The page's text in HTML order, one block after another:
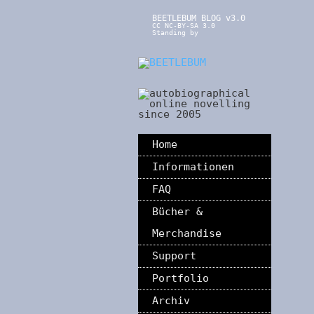
BEETLEBUM BLOG v3.0
CC NC-BY-SA 3.0
Standing by
Home
Informationen
FAQ
Bücher &
Merchandise
Support
Portfolio
Archiv